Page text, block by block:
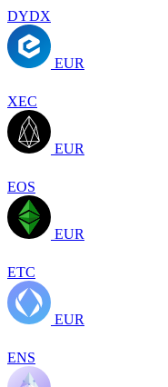
DYDX
EUR
XEC
EUR
EOS
EUR
ETC
EUR
ENS